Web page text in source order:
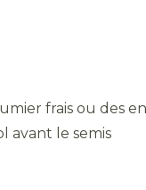
frais ou des
avant le semis